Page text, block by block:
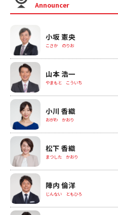
Announcer
小坂 憲央
こさか のりお
山本 浩一
やまもと こういち
小川 香織
おがわ かおり
松下 香織
まつした かおり
陣内 倫洋
じんない ともひろ